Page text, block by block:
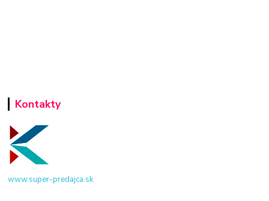
Kontakty
www.super-predajca.sk